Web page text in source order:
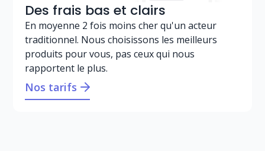
Des frais bas et clairs
En moyenne 2 fois moins cher qu'un acteur
traditionnel. Nous choisissons les meilleurs
produits pour vous, pas ceux qui nous
rapportent le plus.
Nos tarifs